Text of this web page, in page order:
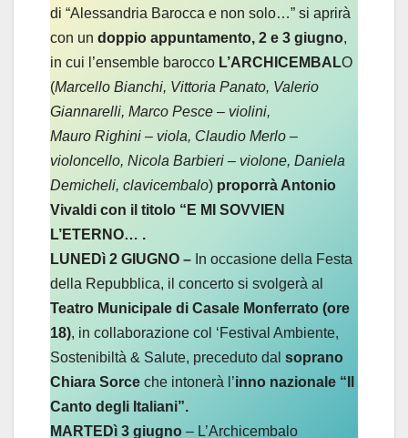
di “Alessandria Barocca e non solo…” si aprirà
con un doppio appuntamento, 2 e 3 giugno,
in cui l’ensemble barocco L’ARCHICEMBALO
(Marcello Bianchi, Vittoria Panato, Valerio
Giannarelli, Marco Pesce – violini,
Mauro Righini – viola, Claudio Merlo –
violoncello, Nicola Barbieri – violone, Daniela
Demicheli, clavicembalo) proporrà Antonio
Vivaldi con il titolo “E MI SOVVIEN
L’ETERNO… .
LUNEDì 2 GIUGNO – In occasione della Festa
della Repubblica, il concerto si svolgerà al
Teatro Municipale di Casale Monferrato (ore
18), in collaborazione col ‘Festival Ambiente,
Sostenibiltà & Salute, preceduto dal soprano
Chiara Sorce che intonerà l’inno nazionale “Il
Canto degli Italiani”.
MARTEDì 3 giugno – L’Archicembalo